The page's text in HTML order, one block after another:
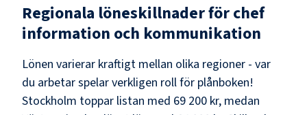
Regionala löneskillnader förchef
information och kommunikation
Lönen varierar kraftigt mellan olika regioner - var
du arbetar spelar verkligen roll för plånboken!
Stockholm toppar listan med 69 200 kr, medan